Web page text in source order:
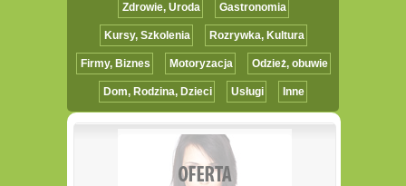
Zdrowie, Uroda Gastronomia
Kursy, Szkolenia Rozrywka, Kultura
Firmy, Biznes Motoryzacja Odzież, obuwie
Dom, Rodzina, Dzieci Usługi Inne